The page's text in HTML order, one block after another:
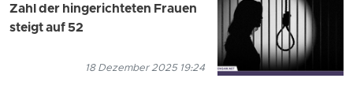
Zahl der hingerichteten Frauen
steigt auf 52
18 Dezember 2025 19:24